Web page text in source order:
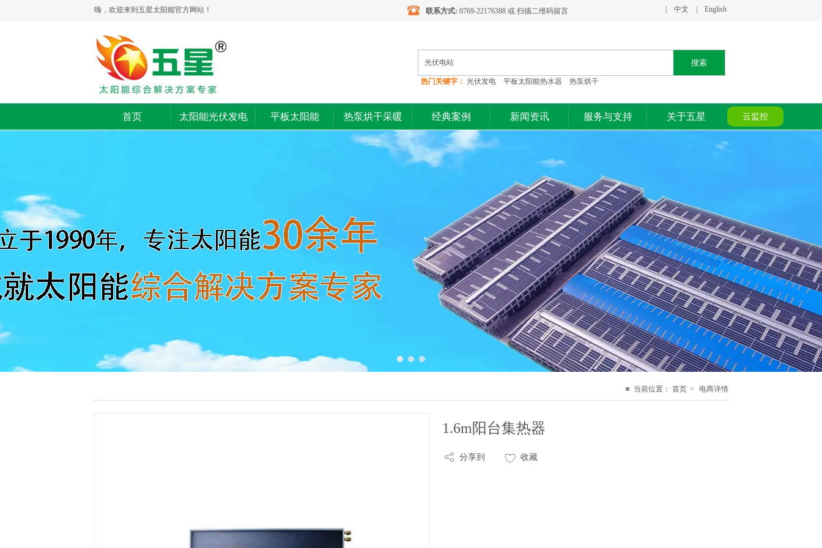
搜索
热门关键字： 光伏发电 平板太阳能热水器 热泵烘干
嗨，欢迎来到五星太阳能官方网站！ 联系方式: 0769-22176388 或 扫描二维码留言 中文 English
云监控
首页 太阳能光伏发电 平板太阳能 热泵烘干采暖 经典案例 新闻资讯 服务与支持 关于五星
当前位置： 首页 > 电商详情
1.6m阳台集热器
分享到 收藏